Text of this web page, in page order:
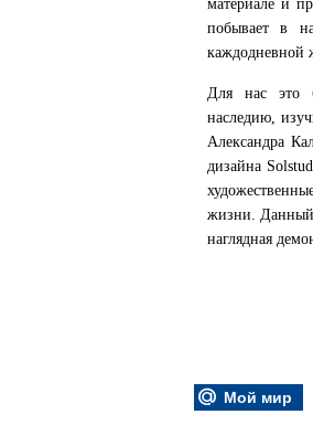
материале и
побывает в
каждодневной
Для нас это
наследию,
Александра
дизайна
жизни. Данный
наглядная
Мой мир